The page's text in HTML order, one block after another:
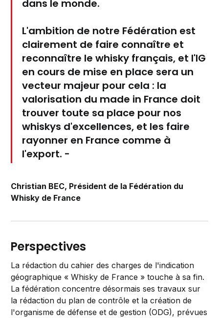
dans le monde.
L'ambition de notre Fédération est
clairement de faire connaître et
reconnaître le whisky français, et l'IG
en cours de mise en place sera un
vecteur majeur pour cela : la
valorisation du made in France doit
trouver toute sa place pour nos
whiskys d'excellences, et les faire
rayonner en France comme à
l'export. -
Christian BEC, Président de la Fédération du
Whisky de France
Perspectives
La rédaction du cahier des charges de l'indication
géographique « Whisky de France » touche à sa fin.
La fédération concentre désormais ses travaux sur
la rédaction du plan de contrôle et la création de
l'organisme de défense et de gestion (ODG), prévues